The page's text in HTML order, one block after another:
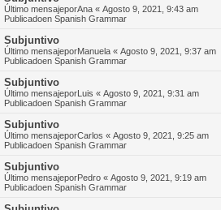
Último mensajeporAna « Agosto 9, 2021, 9:43 am
Publicadoen Spanish Grammar
Subjuntivo
Último mensajeporManuela « Agosto 9, 2021, 9:37 am
Publicadoen Spanish Grammar
Subjuntivo
Último mensajeporLuis « Agosto 9, 2021, 9:31 am
Publicadoen Spanish Grammar
Subjuntivo
Último mensajeporCarlos « Agosto 9, 2021, 9:25 am
Publicadoen Spanish Grammar
Subjuntivo
Último mensajeporPedro « Agosto 9, 2021, 9:19 am
Publicadoen Spanish Grammar